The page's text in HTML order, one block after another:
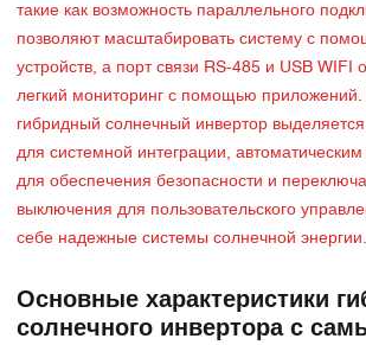
такие как возможность параллельного
позволяют масштабировать систему с
устройств, а порт связи RS-485 и USB WIFI
легкий мониторинг с помощью
гибридный солнечный инвертор выделяется
для системной интеграции,
для обеспечения безопасности и
выключения для пользовательского
себе надежные системы солнечной энергии.
Основные характеристики
солнечного инвертора с